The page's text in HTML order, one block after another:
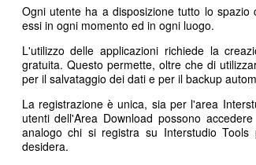
Ogni utente ha a disposizione tutto lo
essi in ogni momento ed in ogni luogo.
L'utilizzo delle applicazioni richiede la
gratuita. Questo permette, oltre che di
per il salvataggio dei dati e per il backup
La registrazione è unica, sia per l'area
utenti dell'Area Download possono
analogo chi si registra su Interstudio
desidera.